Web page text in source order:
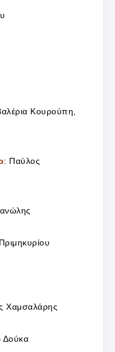
Κουρούπη,
: Παύλος
Χαμσαλάρης